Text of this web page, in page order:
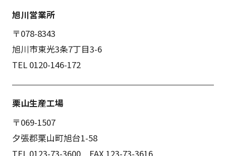
旭川営業所
〒078-8343
旭川市東光3条7丁目3-6
TEL 0120-146-172
栗山生産工場
〒069-1507
夕張郡栗山町旭台1-58